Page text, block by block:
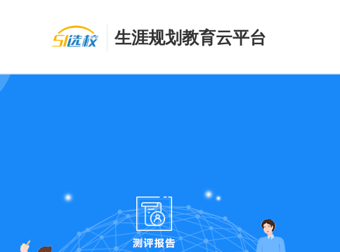
生涯规划教育云平台